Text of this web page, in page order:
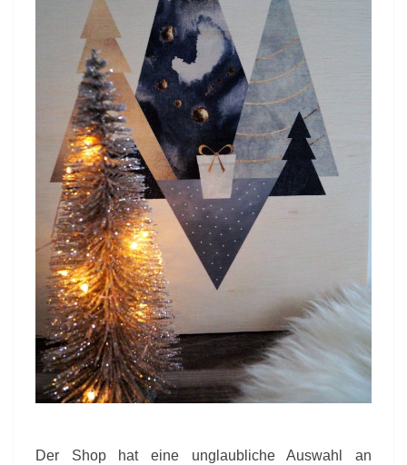
Der Shop hat eine unglaubliche Auswahl an